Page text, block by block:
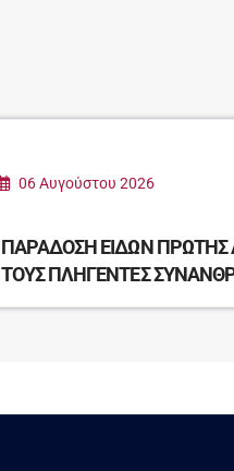
06 Αυγούστου 2026
ΠΑΡΑΔΟΣΗ ΕΙΔΩΝ ΠΡΩΤΗΣ
ΤΟΥΣ ΠΛΗΓΕΝΤΕΣ